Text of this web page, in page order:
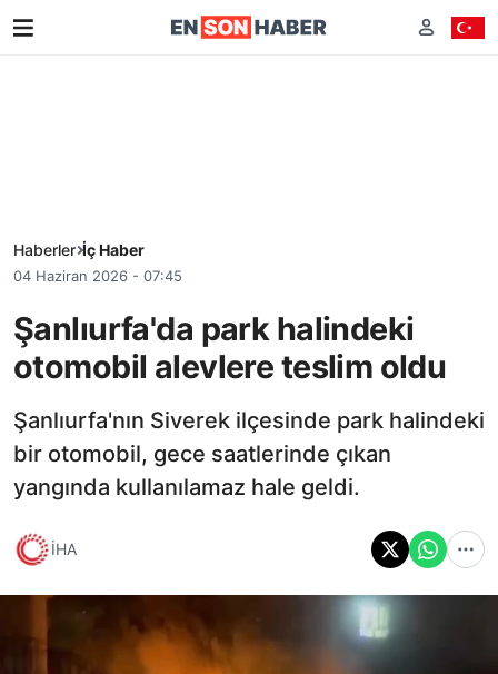
Haberler İç Haber
04 Haziran 2026 - 07:45
Şanlıurfa'da park halindeki
otomobil alevlere teslim oldu
Şanlıurfa'nın Siverek ilçesinde park halindeki
bir otomobil, gece saatlerinde çıkan
yangında kullanılamaz hale geldi.
İHA